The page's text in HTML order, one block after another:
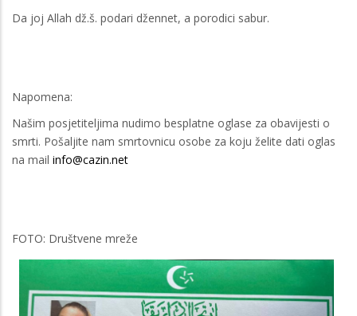
Da joj Allah dž.š. podari džennet, a porodici sabur.
Napomena:
Našim posjetiteljima nudimo besplatne oglase za obavijesti o
smrti. Pošaljite nam smrtovnicu osobe za koju želite dati oglas
na mail info@cazin.net
FOTO: Društvene mreže